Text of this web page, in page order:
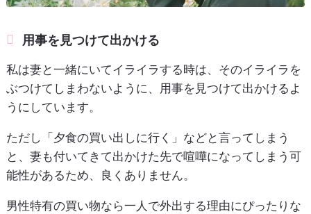
用事を見つけて出かける
私は妻と一緒にいてイライラする時は、そのイライラを
ぶつけてしまわないように、用事を見つけて出かけるよ
うにしています。
ただし「夕食の買い出しに行く」などと言ってしまう
と、妻も付いてきて出かけた先で喧嘩になってしまう可
能性があるため、良くありません。
男性特有の買い物なら一人で外出する理由にぴったりな